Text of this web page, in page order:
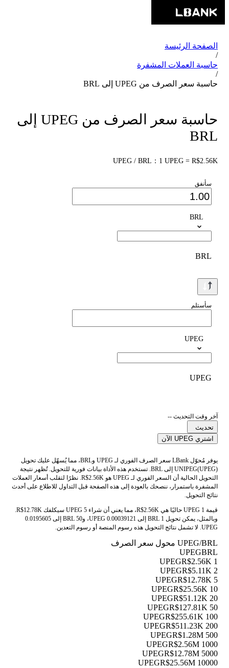
الصفحة الرئيسة
/
حاسبة العملات المشفرة
/
حاسبة سعر الصرف من UPEG إلى BRL
حاسبة سعر الصرف من UPEG إلى
BRL
UPEG / BRL：1 UPEG = R$2.56K
سأنفق
BRL
BRL
سأستلم
UPEG
UPEG
آخر وقت التحديث --
تحديث
اشتري UPEG الآن
يوفر مُحوّل LBank سعر الصرف الفوري لـ UPEG وBRL، مما يُسهّل عليك تحويل
UNIPEG(UPEG) إلى BRL. تستخدم هذه الأداة بيانات فورية للتحويل. تُظهر نتيجة
التحويل الحالية أن السعر الفوري لـ UPEG هو R$2.56K. نظرًا لتقلب أسعار العملات
المشفرة باستمرار، ننصحك بالعودة إلى هذه الصفحة قبل التداول للاطلاع على أحدث
نتائج التحويل.
قيمة 1 UPEG حاليًا هي R$2.56K، مما يعني أن شراء 5 UPEG سيكلفك R$12.78K.
وبالمثل، يمكن تحويل 1 BRL إلى 0.00039121 UPEG، و50 BRL إلى 0.0195605
UPEG. لا تشمل نتائج التحويل هذه رسوم المنصة أو رسوم التعدين.
UPEG/BRL محول سعر الصرف
UPEGBRL
1 UPEG
R$2.56K
2 UPEG
R$5.11K
5 UPEG
R$12.78K
10 UPEG
R$25.56K
20 UPEG
R$51.12K
50 UPEG
R$127.81K
100 UPEG
R$255.61K
200 UPEG
R$511.23K
500 UPEG
R$1.28M
1000 UPEG
R$2.56M
5000 UPEG
R$12.78M
10000 UPEG
R$25.56M